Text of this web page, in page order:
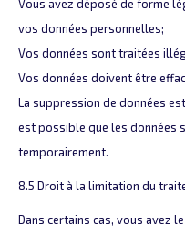
Vous avez déposé de forme
vos données personnelles;
Vos données sont traitées
Vos données doivent être
La suppression de données
est possible que les données
temporairement.
8.5 Droit à la limitation du
Dans certains cas, vous avez